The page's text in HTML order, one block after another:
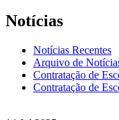
Notícias
Notícias Recentes
Arquivo de
Contratação de
Contratação de